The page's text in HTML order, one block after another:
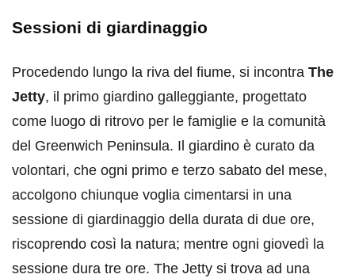
Sessioni di giardinaggio
Procedendo lungo la riva del fiume, si incontra The
Jetty, il primo giardino galleggiante, progettato
come luogo di ritrovo per le famiglie e la comunità
del Greenwich Peninsula. Il giardino è curato da
volontari, che ogni primo e terzo sabato del mese,
accolgono chiunque voglia cimentarsi in una
sessione di giardinaggio della durata di due ore,
riscoprendo così la natura; mentre ogni giovedì la
sessione dura tre ore. The Jetty si trova ad una